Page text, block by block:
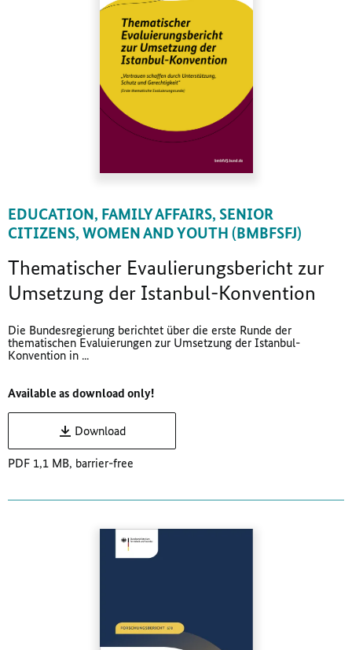
EDUCATION, FAMILY AFFAIRS, SENIOR
CITIZENS, WOMEN AND YOUTH (BMBFSFJ)
Thematischer Evaulierungsbericht zur
Umsetzung der Istanbul-Konvention
Die Bundesregierung berichtet über die erste Runde der
thematischen Evaluierungen zur Umsetzung der Istanbul-
Konvention in ...
Available as download only!
Download
PDF 1,1 MB, barrier-free